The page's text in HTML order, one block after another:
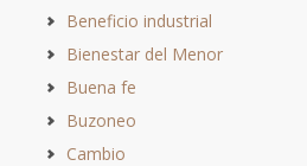
Beneficio industrial
Bienestar del Menor
Buena fe
Buzoneo
Cambio